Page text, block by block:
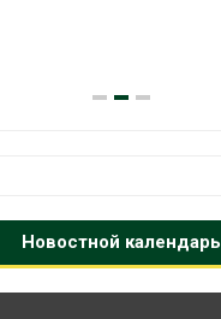
Новостной календарь